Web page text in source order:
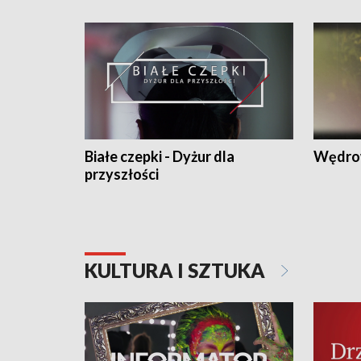
Białe czepki - Dyżur dla
przyszłości
KULTURA I SZTUKA